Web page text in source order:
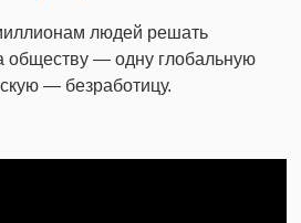
людей решать
обществу — одну глобальную
— безработицу.